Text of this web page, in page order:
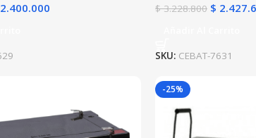
2.400.000 $3.228.800 $
SKU: CEBAT-7631
-25%